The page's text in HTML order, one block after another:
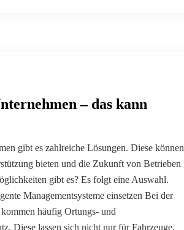
– das kann
gibt es zahlreiche Lösungen. Diese können
bieten und die Zukunft von Betrieben
gibt es? Es folgt eine Auswahl.
Managementsysteme einsetzen Bei der
häufig Ortungs- und
Diese lassen sich nicht nur für Fahrzeuge,